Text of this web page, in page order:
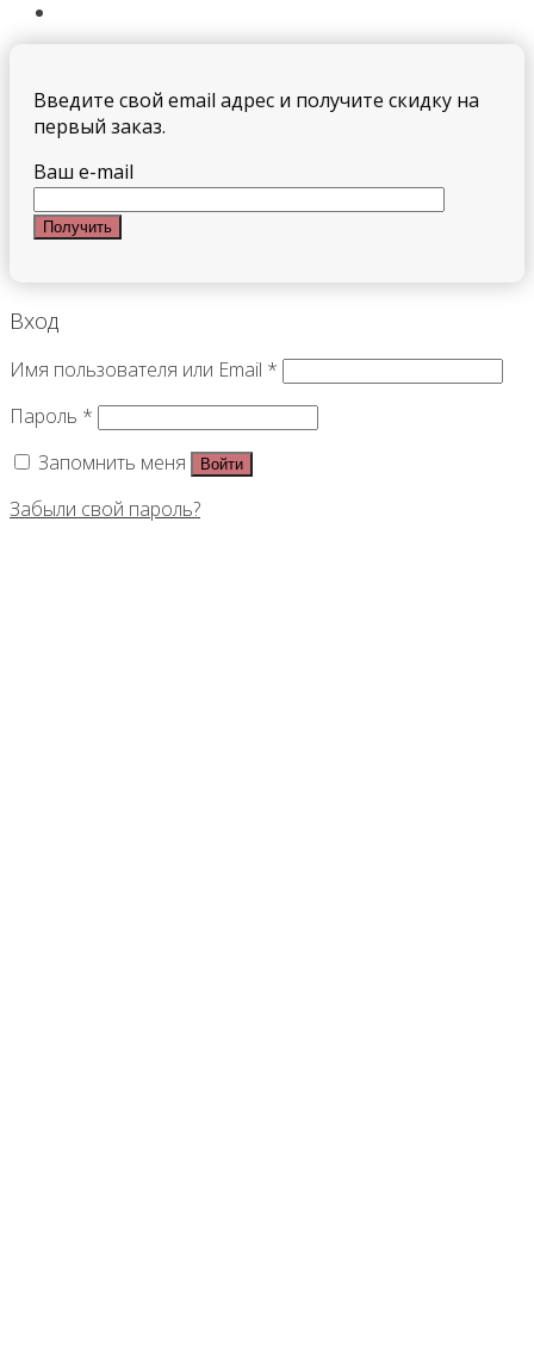
Введите свой email адрес и получите скидку на
первый заказ.
Ваш e-mail
Вход
Имя пользователя или Email *
Пароль *
Запомнить меня
Войти
Забыли свой пароль?